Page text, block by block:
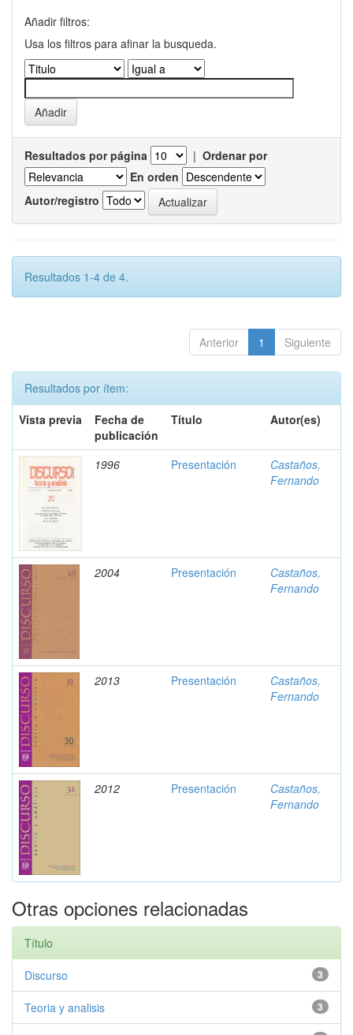
Añadir filtros:
Usa los filtros para afinar la busqueda.
Resultados por página | Ordenar por
En orden
Autor/registro
Resultados 1-4 de 4.
Anterior 1 Siguiente
Resultados por ítem:
Vista previa
Fecha de
publicación
Título Autor(es)
1996 Presentación
Castaños,
Fernando
2004 Presentación
Castaños,
Fernando
2013 Presentación
Castaños,
Fernando
2012 Presentación
Castaños,
Fernando
Otras opciones relacionadas
Título
3
Discurso
3
Teoria y analisis